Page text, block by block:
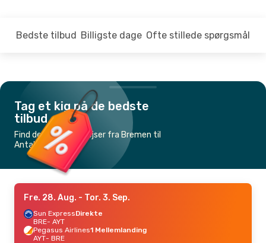
Bedste tilbud Billigste dage Ofte stillede spørgsmål
Tag et kig på de bedste
tilbud
Find de billigste flyrejser fra Bremen til
Antalya
Fre. 28. Aug. - Tor. 3. Sep.
Sun ExpressDirekte
BRE- AYT
Pegasus Airlines1 Mellemlanding
AYT- BRE